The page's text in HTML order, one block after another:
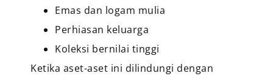
Emas dan logam mulia
Perhiasan keluarga
Koleksi bernilai tinggi
Ketika aset-aset ini dilindungi dengan